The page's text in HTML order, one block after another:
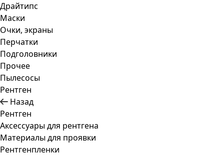
Драйтипс
Маски
Очки, экраны
Перчатки
Подголовники
Прочее
Пылесосы
Рентген
Назад
Рентген
Аксессуары для рентгена
Материалы для проявки
Рентгенпленки